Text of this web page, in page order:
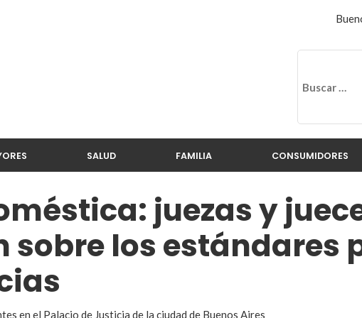
SALUD FAMILIA CONSUMIDORES
juezas y
sobre los estándares
en el Palacio de Justicia de la ciudad de Buenos Aires